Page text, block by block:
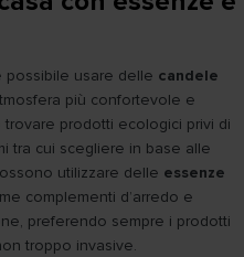
possibile usare delle candele
più confortevole e
prodotti ecologici privi di
tra cui scegliere in base alle
utilizzare delle essenze
complementi d’arredo e
preferendo sempre i prodotti
troppo invasive.